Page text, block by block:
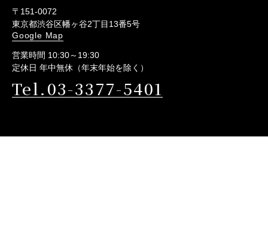
〒151-0072
東京都渋谷区幡ヶ谷2丁目13番5号
Google Map
営業時間 10:30～19:30
定休日 年中無休（年末年始を除く）
Tel.03-3377-5401